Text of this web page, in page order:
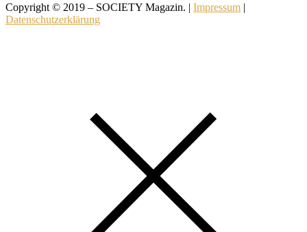
Copyright © 2019 – SOCIETY Magazin. | Impressum |
Datenschutzerklärung